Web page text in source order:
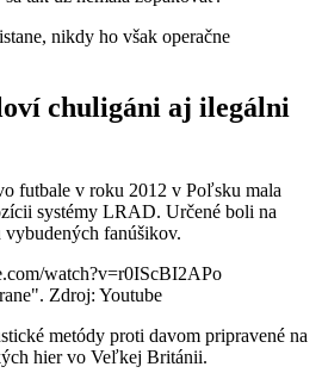
nikdy ho však operačne
chuligáni aj ilegálni
futbale v roku 2012 v Poľsku mala
systémy LRAD. Určené boli na
vybudených fanúšikov.
watch?v=r0IScBI2APo
Zdroj: Youtube
metódy proti davom pripravené na
hier vo Veľkej Británii.